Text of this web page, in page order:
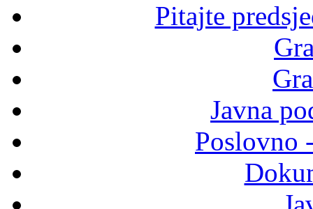
Pitajte
Javna
Poslovno